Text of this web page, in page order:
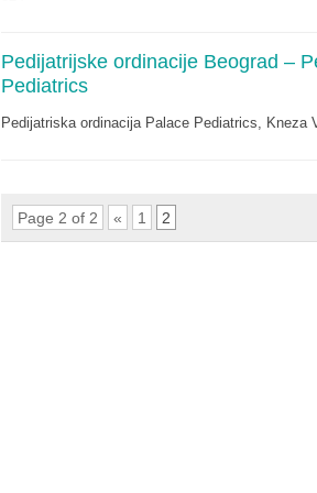
Pedijatrijske ordinacije Beograd –
Pediatrics
Pedijatriska ordinacija Palace Pediatrics, Kneza
Page 2 of 2 « 1 2